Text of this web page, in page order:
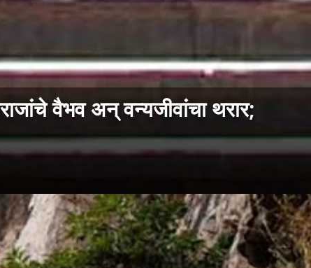
वैभव अन् वन्यजीवांचा थरार;